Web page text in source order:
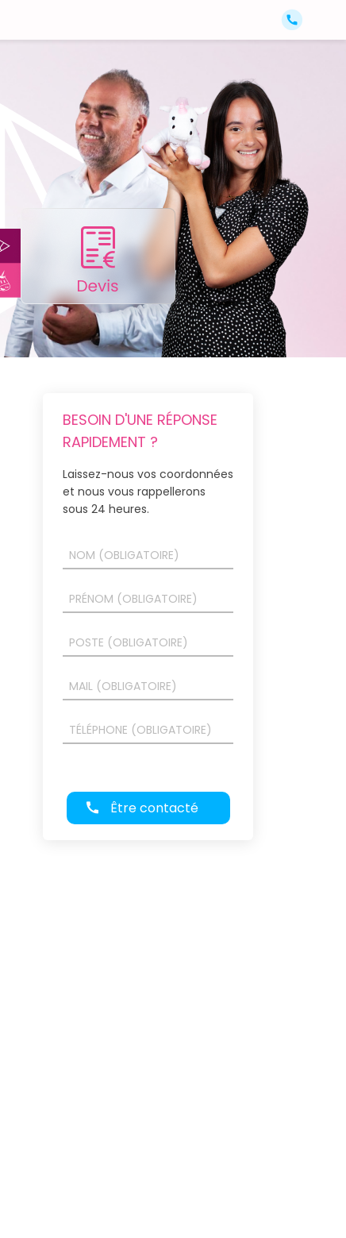
BESOIN D'UNE RÉPONSE
RAPIDEMENT ?
Laissez-nous vos coordonnées
et nous vous rappellerons
sous 24 heures.
Être contacté